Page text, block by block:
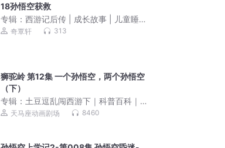
18孙悟空获救
专辑：西游记后传 | 成长故事 | 儿童睡前
故事奇覃轩 313
狮驼岭 第12集 一个孙悟空，两个孙悟空
（下）
专辑： 土豆逗乱闯西游下｜科普百科｜
睡前故事
天马座动画剧场 8460